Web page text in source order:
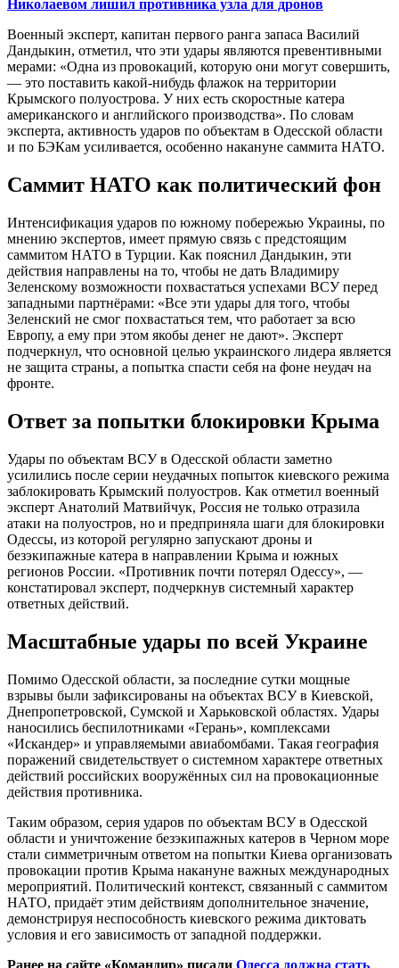
Николаевом лишил противника узла для дронов
Военный эксперт, капитан первого ранга запаса Василий
Дандыкин, отметил, что эти удары являются превентивными
мерами: «Одна из провокаций, которую они могут совершить,
— это поставить какой-нибудь флажок на территории
Крымского полуострова. У них есть скоростные катера
американского и английского производства». По словам
эксперта, активность ударов по объектам в Одесской области
и по БЭКам усиливается, особенно накануне саммита НАТО.
Саммит НАТО как политический фон
Интенсификация ударов по южному побережью Украины, по
мнению экспертов, имеет прямую связь с предстоящим
саммитом НАТО в Турции. Как пояснил Дандыкин, эти
действия направлены на то, чтобы не дать Владимиру
Зеленскому возможности похвастаться успехами ВСУ перед
западными партнёрами: «Все эти удары для того, чтобы
Зеленский не смог похвастаться тем, что работает за всю
Европу, а ему при этом якобы денег не дают». Эксперт
подчеркнул, что основной целью украинского лидера является
не защита страны, а попытка спасти себя на фоне неудач на
фронте.
Ответ за попытки блокировки Крыма
Удары по объектам ВСУ в Одесской области заметно
усилились после серии неудачных попыток киевского режима
заблокировать Крымский полуостров. Как отметил военный
эксперт Анатолий Матвийчук, Россия не только отразила
атаки на полуостров, но и предприняла шаги для блокировки
Одессы, из которой регулярно запускают дроны и
безэкипажные катера в направлении Крыма и южных
регионов России. «Противник почти потерял Одессу», —
констатировал эксперт, подчеркнув системный характер
ответных действий.
Масштабные удары по всей Украине
Помимо Одесской области, за последние сутки мощные
взрывы были зафиксированы на объектах ВСУ в Киевской,
Днепропетровской, Сумской и Харьковской областях. Удары
наносились беспилотниками «Герань», комплексами
«Искандер» и управляемыми авиабомбами. Такая география
поражений свидетельствует о системном характере ответных
действий российских вооружённых сил на провокационные
действия противника.
Таким образом, серия ударов по объектам ВСУ в Одесской
области и уничтожение безэкипажных катеров в Черном море
стали симметричным ответом на попытки Киева организовать
провокации против Крыма накануне важных международных
мероприятий. Политический контекст, связанный с саммитом
НАТО, придаёт этим действиям дополнительное значение,
демонстрируя неспособность киевского режима диктовать
условия и его зависимость от западной поддержки.
Ранее на сайте «Командир» писали Одесса должна стать